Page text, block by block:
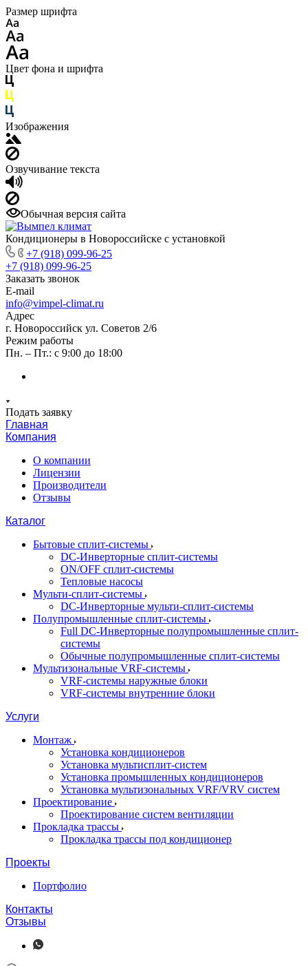
Размер шрифта
Цвет фона и шрифта
Изображения
Озвучивание текста
Обычная версия сайта
Кондиционеры в Новороссийске с установкой
+7 (918) 099-96-25
+7 (918) 099-96-25
Заказать звонок
E-mail
info@vimpel-climat.ru
Адрес
г. Новороссийск ул. Советов 2/6
Режим работы
Пн. – Пт.: с 9:00 до 18:00
Подать заявку
Главная
Компания
О компании
Лицензии
Производители
Отзывы
Каталог
Бытовые сплит-системы
DC-Инверторные сплит-системы
ON/OFF сплит-системы
Тепловые насосы
Мульти-сплит-системы
DC-Инверторные мульти-сплит-системы
Полупромышленные сплит-системы
Full DC-Инверторные полупромышленные сплит-
системы
Обычные полупромышленные сплит-системы
Мультизональные VRF-системы
VRF-системы наружные блоки
VRF-системы внутренние блоки
Услуги
Монтаж
Установка кондиционеров
Установка мультисплит-систем
Установка промышленных кондиционеров
Установка мультизональных VRF/VRV систем
Проектирование
Проектирование систем вентиляции
Прокладка трассы
Прокладка трассы под кондиционер
Проекты
Портфолио
Контакты
Отзывы